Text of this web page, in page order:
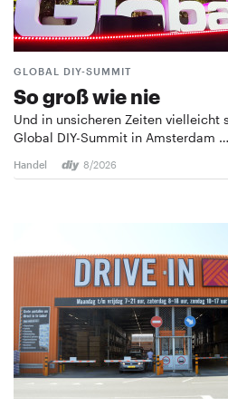
GLOBAL DIY-SUMMIT
So groß wie nie
Und in unsicheren Zeiten vielleicht
Global DIY-Summit in Amsterdam …
Handel 8/2026